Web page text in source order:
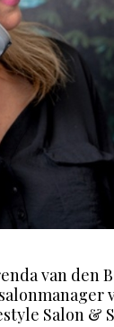
van den
Salon &